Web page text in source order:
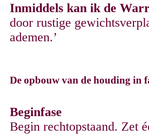
Inmiddels kan ik de
door rustige
ademen.’
De opbouw van de houding in
Beginfase
Begin rechtopstaand. Zet